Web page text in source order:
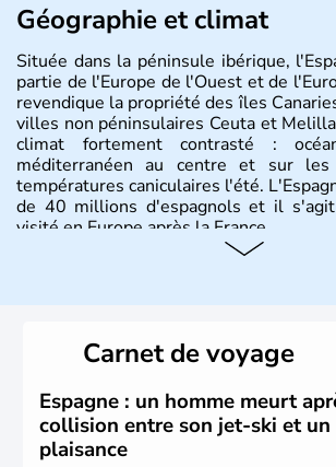
Géographie et climat
Située dans la péninsule ibérique,
partie de l'Europe de l'Ouest et de
revendique la propriété des îles
villes non péninsulaires Ceuta et
climat fortement contrasté :
méditerranéen au centre et sur
températures caniculaires l'été.
de 40 millions d'espagnols et il
visité en Europe après la France.
envahissent la péninsule au IIe
apportent leur langue ainsi que leur
s'impose comme la première
XIème siècle et le reste pendant plus
rejoint le pays à partir de 1801 après
Portugal. Cette monarchie
Carnet de voyage
Espagne : un homme meurt
collision entre son jet-ski et un
plaisance